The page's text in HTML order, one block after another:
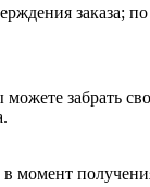
заказа;
забрать
момент